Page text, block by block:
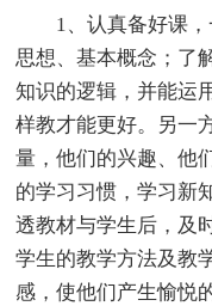
1、认真备好课
思想、基本概念；了
知识的逻辑，并能运
样教才能更好。另一
量，他们的兴趣、他
的学习习惯，学习新
透教材与学生后，及
学生的教学方法及教
感，使他们产生愉悦